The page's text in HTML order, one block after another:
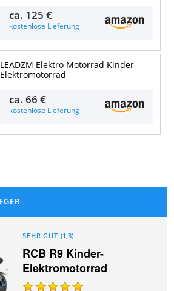
ca. 125 €
kostenlose Lieferung
LEADZM Elektro Motorrad Kinder
Elektromotorrad
ca.66 €
kostenlose Lieferung
SEHR GUT (1,3)
RCB R9 Kinder-
Elektromotorrad